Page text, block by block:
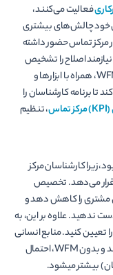
فعالیت می­‌کنند،
خود چالش‌­های بیشتری
مرکز تماس حضور داشته
اصلاح را تشخیص
دهد و برنامه کارشناسان را براساس آن اصلاح کند. WFM، همراه با ابزارها و
تا برنامه‌ کارشناسان را
(
KPI) مرکز تماس، تنظیم
زیرا کارشناسان مرکز
قرار می­‌دهد. تخصیص
مشتری را کاهش دهد و
ندهید. علاوه بر این، به
تعیین کنید. منابع انسانی
حدود دو سوم بودجه یک مرکز تماس را مصرف می­‌کند و بدون WFM، احتمال
بیشتر می­شود.